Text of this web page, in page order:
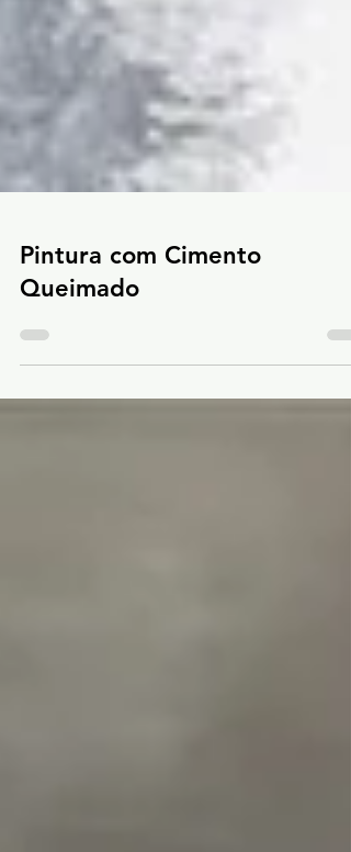
Pintura com Cimento
Queimado